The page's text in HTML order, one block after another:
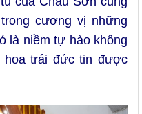
cương vị những
là niềm tự hào không
trái đức tin được